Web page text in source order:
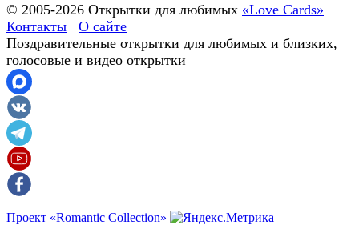
© 2005-2026 Открытки для любимых «Love Cards»
Контакты
О сайте
Поздравительные открытки для любимых и близких,
голосовые и видео открытки
Проект «Romantic Collection»